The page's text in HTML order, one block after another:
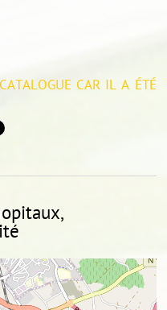
CAR IL A ÉTÉ